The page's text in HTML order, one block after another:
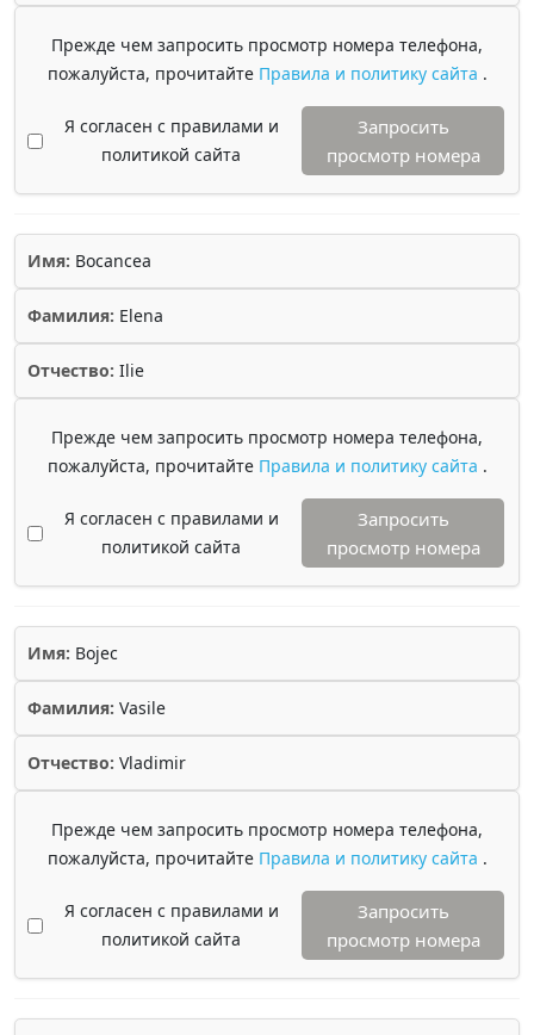
Прежде чем запросить просмотр номера телефона,
пожалуйста, прочитайте Правила и политику сайта .
Я согласен с правилами и
политикой сайта
Запросить
просмотр номера
Имя: Bocancea
Фамилия: Elena
Отчество: Ilie
Прежде чем запросить просмотр номера телефона,
пожалуйста, прочитайте Правила и политику сайта .
Я согласен с правилами и
политикой сайта
Запросить
просмотр номера
Имя: Bojec
Фамилия: Vasile
Отчество: Vladimir
Прежде чем запросить просмотр номера телефона,
пожалуйста, прочитайте Правила и политику сайта .
Я согласен с правилами и
политикой сайта
Запросить
просмотр номера